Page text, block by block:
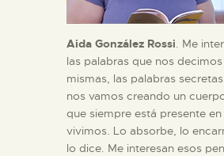
COLECCIONES
DIDÁCTICA
ESPAÑOL
Aida González Rossi. Me
las palabras que nos
mismas, las palabras
nos vamos creando un
que siempre está presente
vivimos. Lo absorbe, lo
lo dice. Me interesan esos